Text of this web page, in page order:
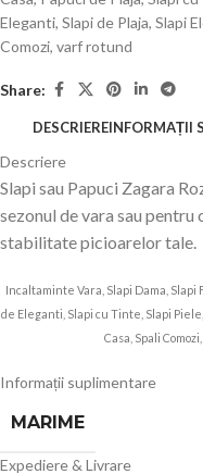
Eleganti, Slapi de Plaja, Slapi
Comozi, varf rotund
Share:
DESCRIEREINFORMAȚII
Descriere
Slapi sau Papuci Zagara
sezonul de vara sau
stabilitate picioarelor tale.
Incaltaminte Vara, Slapi Dama, Slapi
de Eleganti, Slapi cu Tinte, Slapi
Casa, Spali
Informații suplimentare
MARIME
Expediere & Livrare